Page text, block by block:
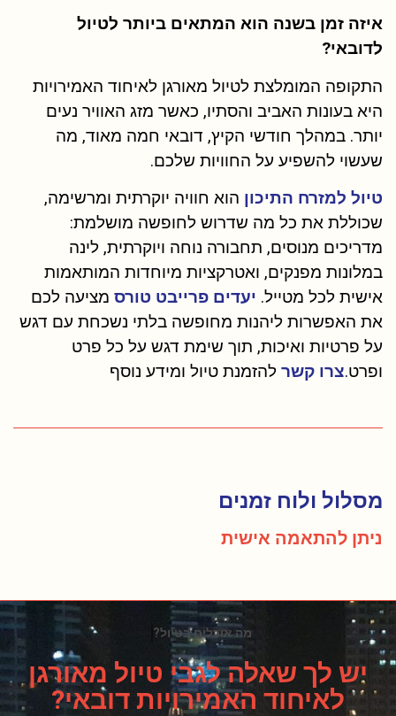
איזה זמן בשנה הוא המתאים ביותר לטיול
לדובאי?
התקופה המומלצת לטיול מאורגן לאיחוד האמירויות
היא בעונות האביב והסתיו, כאשר מזג האוויר נעים
יותר. במהלך חודשי הקיץ, דובאי חמה מאוד, מה
שעשוי להשפיע על החוויות שלכם.
טיול למזרח התיכון הוא חוויה יוקרתית ומרשימה,
שכוללת את כל מה שדרוש לחופשה מושלמת:
מדריכים מנוסים, תחבורה נוחה ויוקרתית, לינה
במלונות מפנקים, ואטרקציות מיוחדות המותאמות
אישית לכל מטייל. יעדים פרייבט טורס מציעה לכם
את האפשרות ליהנות מחופשה בלתי נשכחת עם דגש
על פרטיות ואיכות, תוך שימת דגש על כל פרט
ופרט.צרו קשר להזמנת טיול ומידע נוסף
מסלול ולוח זמנים
ניתן להתאמה אישית
האם יש מסלולים מאתגרים ?
יש לך שאלה לגבי טיול מאורגן
לאיחוד האמירויות דובאי?